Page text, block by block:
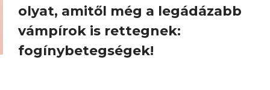
olyat, amitől még a legádázabb
vámpírok is rettegnek:
fogínybetegségek!